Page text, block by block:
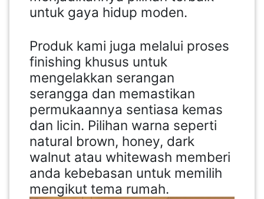
untuk gaya hidup moden.
Produk kami juga melalui proses
finishing khusus untuk
mengelakkan serangan
serangga dan memastikan
permukaannya sentiasa kemas
dan licin. Pilihan warna seperti
natural brown, honey, dark
walnut atau whitewash memberi
anda kebebasan untuk memilih
mengikut tema rumah.